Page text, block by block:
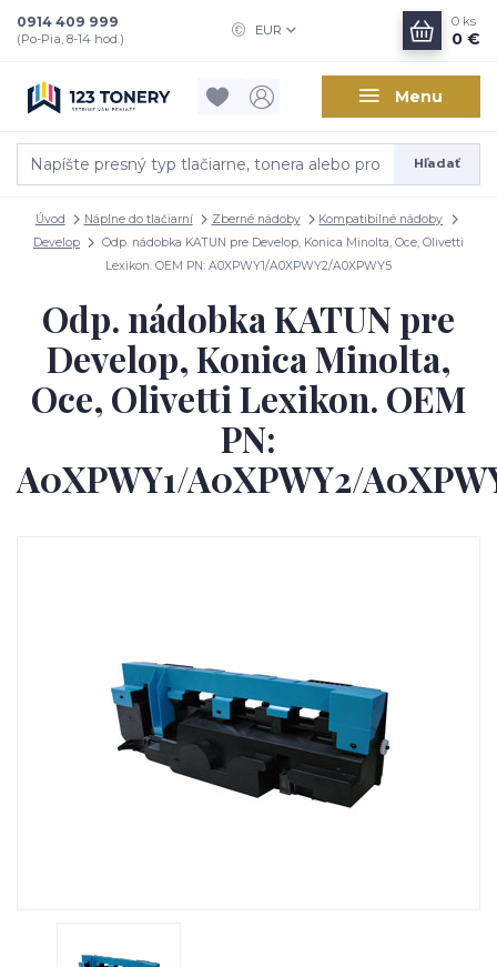
Menu
EUR
Hľadať
0914 409 999
(Po-Pia, 8-14 hod.)
0 ks
0 €
Úvod Náplne do tlačiarní Zberné nádoby
Kompatibilné nádoby
Develop
Odp. nádobka KATUN pre Develop, Konica Minolta, Oce, Olivetti
Lexikon. OEM PN: A0XPWY1/A0XPWY2/A0XPWY5
Odp. nádobka KATUN pre
Develop, Konica Minolta,
Oce, Olivetti Lexikon. OEM
PN:
A0XPWY1/A0XPWY2/